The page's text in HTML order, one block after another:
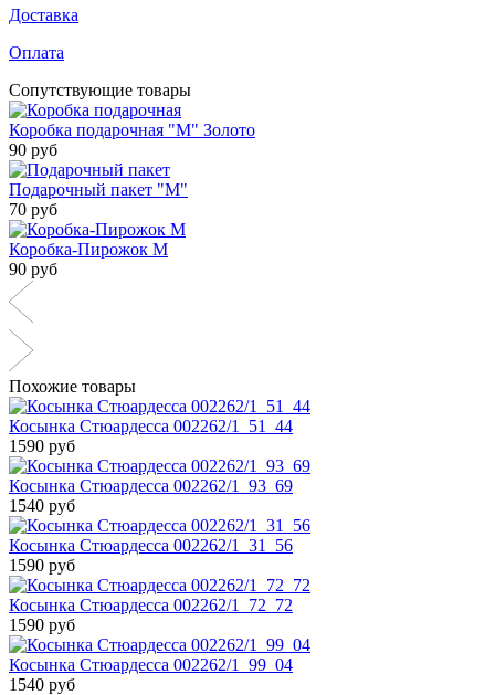
Доставка
Оплата
Сопутствующие товары
Коробка подарочная "М" Золото
90 руб
Подарочный пакет "М"
70 руб
Коробка-Пирожок М
90 руб
Похожие товары
Косынка Стюардесса 002262/1_51_44
1590 руб
Косынка Стюардесса 002262/1_93_69
1540 руб
Косынка Стюардесса 002262/1_31_56
1590 руб
Косынка Стюардесса 002262/1_72_72
1590 руб
Косынка Стюардесса 002262/1_99_04
1540 руб